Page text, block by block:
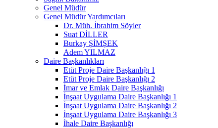
Genel Müdür
Genel Müdür Yardımcıları
Dr. Müh. İbrahim Söyler
Suat DİLLER
Burkay ŞİMŞEK
Adem YILMAZ
Daire Başkanlıkları
Etüt Proje Daire Başkanlığı 1
Etüt Proje Daire Başkanlığı 2
İmar ve Emlak Daire Başkanlığı
İnşaat Uygulama Daire Başkanlığı 1
İnşaat Uygulama Daire Başkanlığı 2
İnşaat Uygulama Daire Başkanlığı 3
İhale Daire Başkanlığı